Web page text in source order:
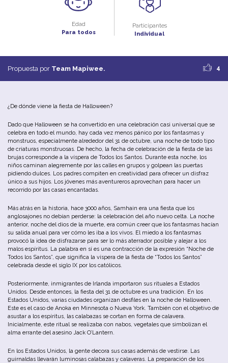
Edad
Para todos
Participantes
Individual
Propuesta por Team Mapiwee. 4
¿De dónde viene la fiesta de Halloween?
Dado que Halloween se ha convertido en una celebración casi universal que se
celebra en todo el mundo, hay cada vez menos pánico por los fantasmas y
monstruos, especialmente alrededor del 31 de octubre, una noche de todo tipo
de criaturas monstruosas. De hecho, la fecha de celebración de la fiesta de las
brujas corresponde a la víspera de Todos los Santos. Durante esta noche, los
niños caminan alegremente por las calles en grupos y golpean las puertas
pidiendo dulces. Los padres compiten en creatividad para ofrecer un disfraz
único a sus hijos. Los jóvenes más aventureros aprovechan para hacer un
recorrido por las casas encantadas.
Más atrás en la historia, hace 3000 años, Samhain era una fiesta que los
anglosajones no debían perderse: la celebración del año nuevo celta. La noche
anterior, noche del dios de la muerte, era común creer que los fantasmas hacían
su salida anual para ver cómo les iba a los vivos. El miedo a los fantasmas
provocó la idea de disfrazarse para ser lo más aterrador posible y alejar a los
malos espíritus. La palabra en sí es una contracción de la expresión “Noche de
Todos los Santos”, que significa la víspera de la fiesta de “Todos los Santos”
celebrada desde el siglo IX por los católicos.
Posteriormente, inmigrantes de Irlanda importaron sus rituales a Estados
Unidos. Desde entonces, la fiesta del 31 de octubre es una tradición. En los
Estados Unidos, varias ciudades organizan desfiles en la noche de Halloween.
Este es el caso de Anoka en Minnesota o Nueva York. También con el objetivo de
asustar a los espíritus, las calabazas se cortan en forma de calavera.
Inicialmente, este ritual se realizaba con nabos, vegetales que simbolizan el
alma errante del asesino Jack O’Lantern.
En los Estados Unidos, la gente decora sus casas además de vestirse. Las
guirnaldas llevarán luminosas calabazas y calaveras. La preparación de los